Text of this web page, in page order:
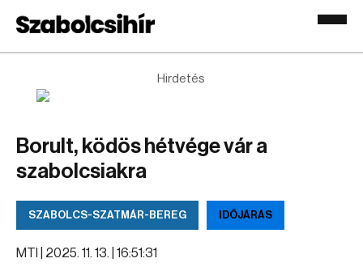
Hirdetés
Borult, ködös hétvége vár a
szabolcsiakra
SZABOLCS-SZATMÁR-BEREG IDŐJÁRÁS
MTI | 2025. 11. 13. | 16:51:31